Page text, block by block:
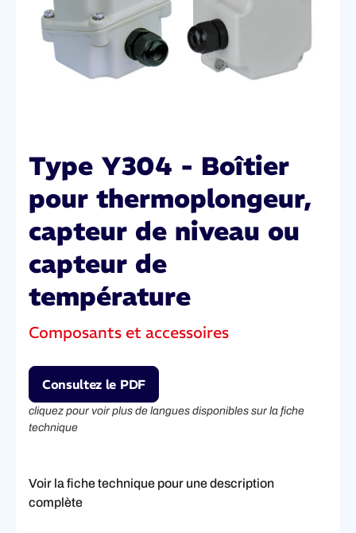
Type Y304 - Boîtier
pour thermoplongeur,
capteur de niveau ou
capteur de
température
Composants et accessoires
Consultez le PDF
cliquez pour voir plus de langues disponibles sur la fiche
technique
Voir la fiche technique pour une description
complète